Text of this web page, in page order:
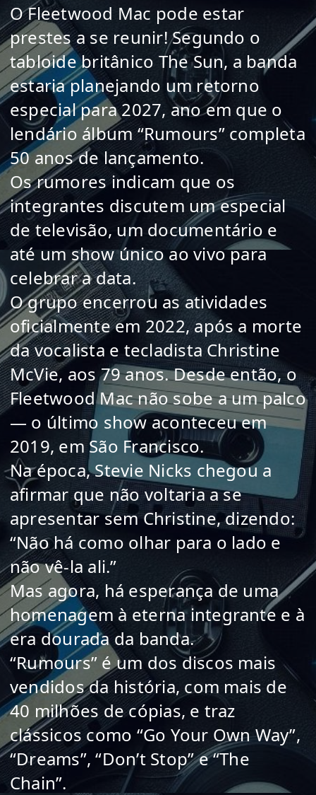
O Fleetwood Mac pode estar
prestes a se reunir! Segundo o
tabloide britânico The Sun, a banda
estaria planejando um retorno
especial para 2027, ano em que o
lendário álbum “Rumours” completa
50 anos de lançamento.
Os rumores indicam que os
integrantes discutem um especial
de televisão, um documentário e
até um show único ao vivo para
celebrar a data.
O grupo encerrou as atividades
oficialmente em 2022, após a morte
da vocalista e tecladista Christine
McVie, aos 79 anos. Desde então, o
Fleetwood Mac não sobe a um palco
— o último show aconteceu em
2019, em São Francisco.
Na época, Stevie Nicks chegou a
afirmar que não voltaria a se
apresentar sem Christine, dizendo:
“Não há como olhar para o lado e
não vê-la ali.”
Mas agora, há esperança de uma
homenagem à eterna integrante e à
era dourada da banda.
“Rumours” é um dos discos mais
vendidos da história, com mais de
40 milhões de cópias, e traz
clássicos como “Go Your Own Way”,
“Dreams”, “Don’t Stop” e “The
Chain”.